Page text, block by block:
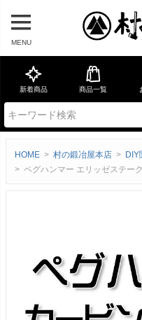
MENU
新着商品 商品一覧
HOME 村の鍛冶屋本店 DIY
ペグハンマー エリッゼステークアル